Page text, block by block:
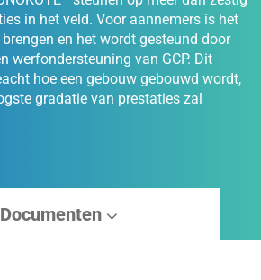
in het veld. Voor aannemers is het
en het wordt gesteund door
werfondersteuning van GCP. Dit
hoe een gebouw gebouwd wordt,
gradatie van prestaties zal
Documenten